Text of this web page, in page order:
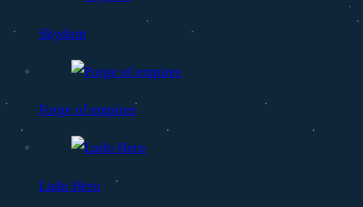
Skydom
Forge of empires
Ludo Hero